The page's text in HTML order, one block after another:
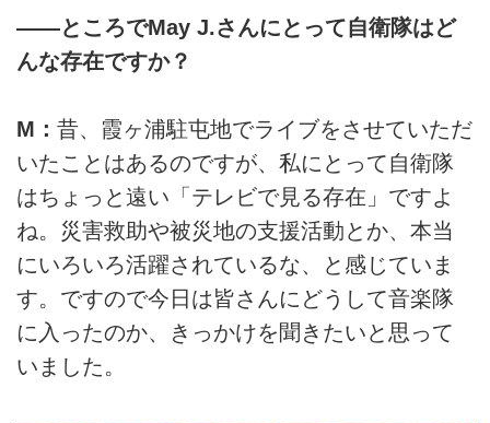
――ところでMay J.さんにとって自衛隊はど
んな存在ですか？
M： 昔、霞ヶ浦駐屯地でライブをさせていただ
いたことはあるのですが、私にとって自衛隊
はちょっと遠い「テレビで見る存在」ですよ
ね。災害救助や被災地の支援活動とか、本当
にいろいろ活躍されているな、と感じていま
す。ですので今日は皆さんにどうして音楽隊
に入ったのか、きっかけを聞きたいと思って
いました。